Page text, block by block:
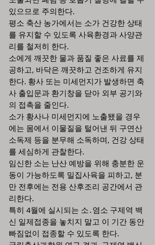
있으므로 주의한다.
평소 축산 농가에서는 소가 건강한 상태
를 유지할 수 있도록 사육환경과 사양관
리를 철저히 한다.
소에게 깨끗한 물과 품질 좋은 사료를 제
공하고, 바닥은 깨끗하고 건조하게 유지
한다. 황사 또는 미세먼지가 발생하면 축
사 출입문과 환기창을 닫아 외부 공기와
의 접촉을 줄인다.
소가 황사나 미세먼지에 노출됐을 경우
에는 몸에서 이물질을 털어낸 뒤 구연산
소독제 등을 분무해 소독하며, 건강 상태
를 세심하게 관찰한다.
임신한 소는 난산 예방을 위해 충분한 운
동이 가능하도록 밀집사육을 피하고, 분
만 전후에는 전용 산후조리 공간에서 관
리한다.
특히 4월에 실시되는 소․염소 구제역 백
신 일제접종을 놓치지 말고 이 기간 동안
빠짐없이 접종할 수 있도록 한다.